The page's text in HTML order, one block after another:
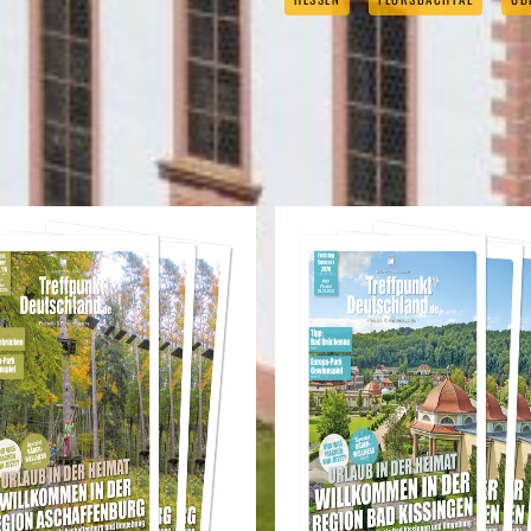
REISEMAGAZINE
REISEMAGAZINEN FINDEN SIE DEN LANDKREIS MAIN-KINZIG-